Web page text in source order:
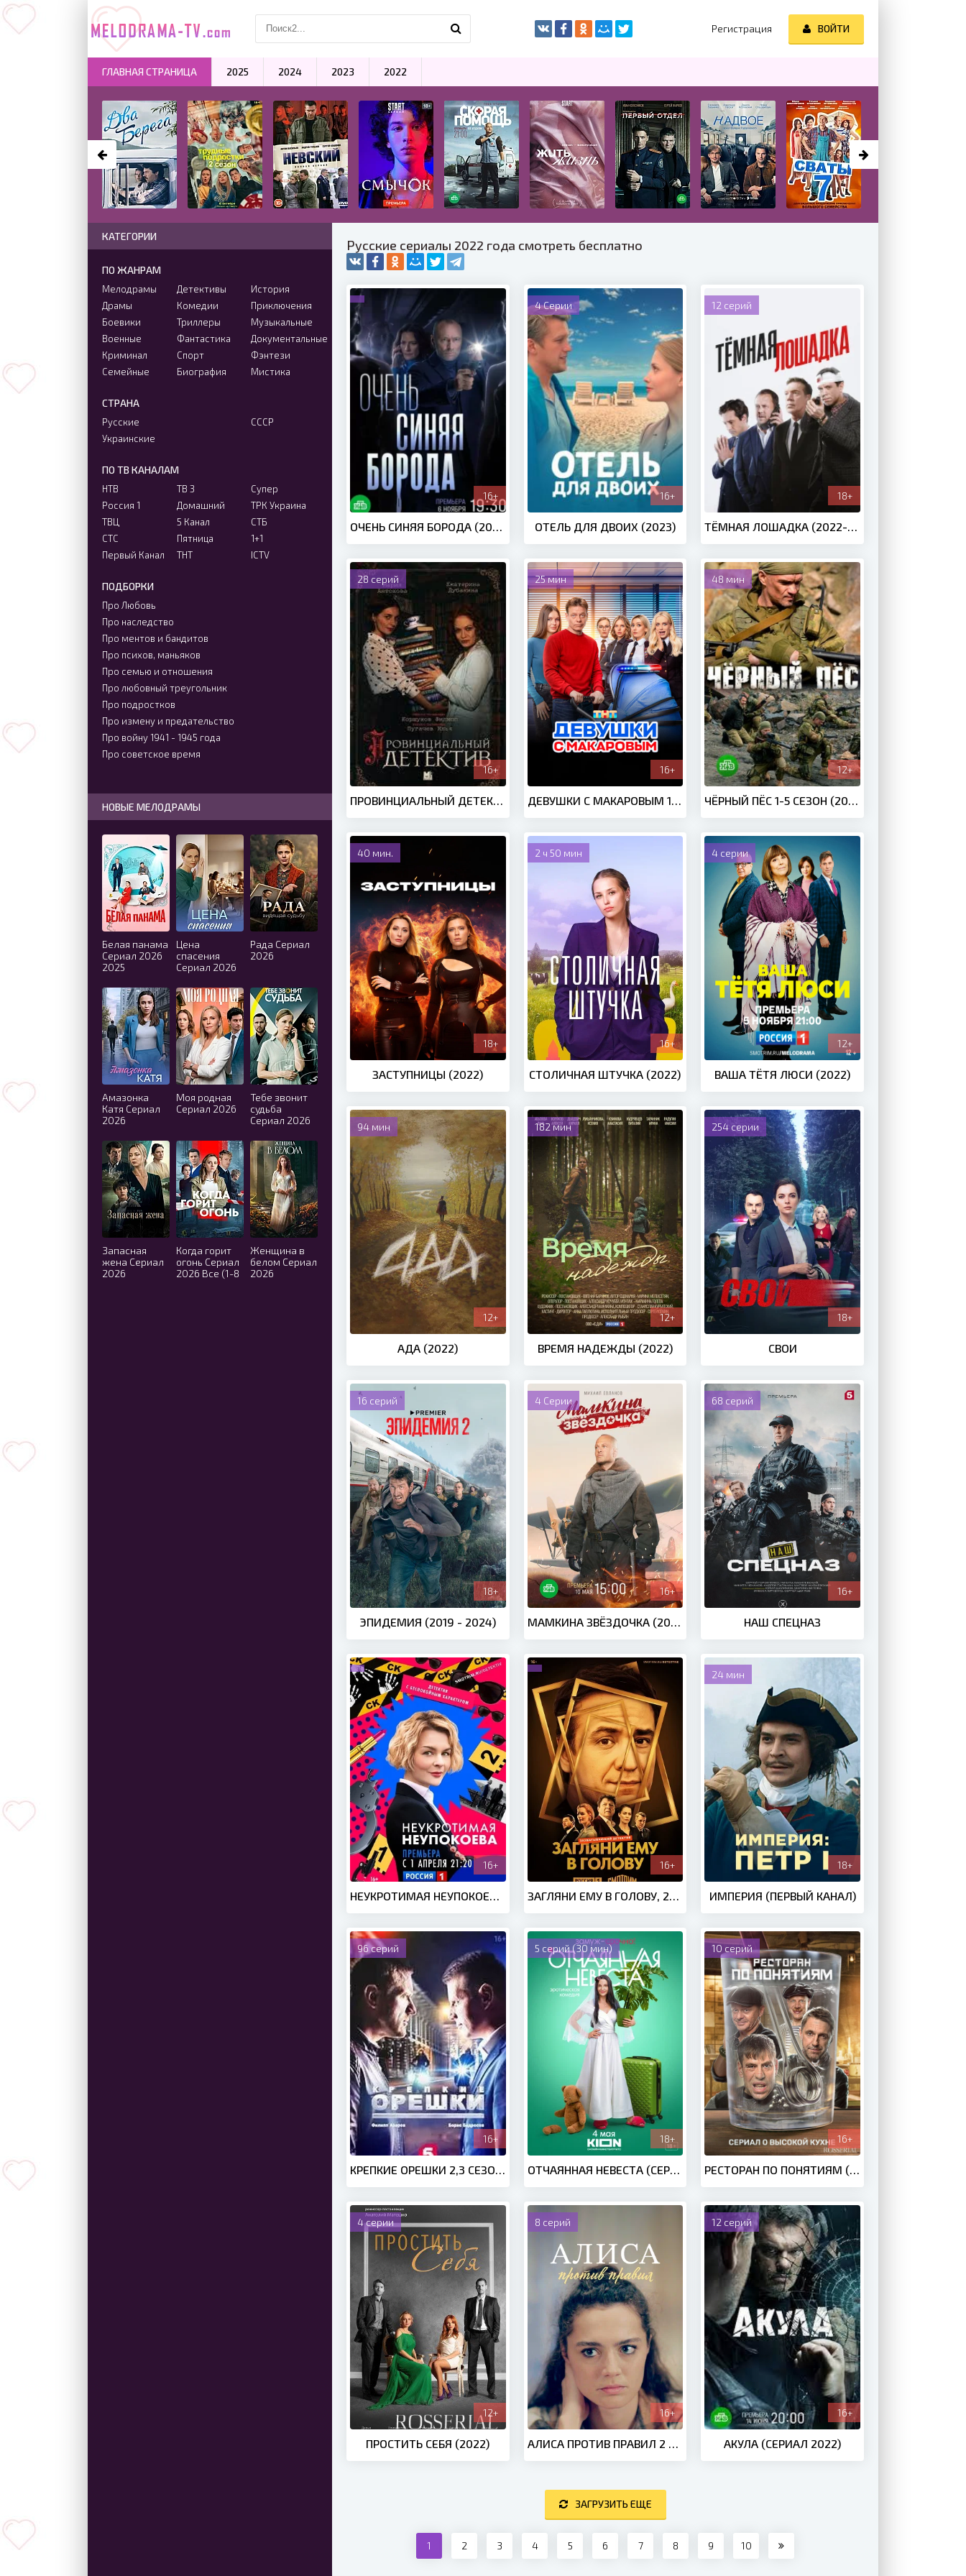
Русские сериалы 2022 года смотреть бесплатно
16+
ОЧЕНЬ СИНЯЯ БОРОДА (2022)
4 Серии
16+
ОТЕЛЬ ДЛЯ ДВОИХ (2023)
12 серий
18+
ТЁМНАЯ ЛОШАДКА (2022-2025)
28 серий
16+
ПРОВИНЦИАЛЬНЫЙ ДЕТЕКТИВ 1-2 (2022-2023)
25 мин
16+
ДЕВУШКИ С МАКАРОВЫМ 1-5 СЕЗОН (2021-2025)
48 мин
12+
ЧЁРНЫЙ ПЁС 1-5 СЕЗОН (2019-2024)
40 мин.
18+
ЗАСТУПНИЦЫ (2022)
2 ч 50 мин
16+
СТОЛИЧНАЯ ШТУЧКА (2022)
4 серии
12+
ВАША ТЁТЯ ЛЮСИ (2022)
94 мин
12+
АДА (2022)
182 мин
12+
ВРЕМЯ НАДЕЖДЫ (2022)
254 серии
18+
СВОИ
16 серий
18+
ЭПИДЕМИЯ (2019 - 2024)
4 Серии
16+
МАМКИНА ЗВЁЗДОЧКА (2022)
68 серий
16+
НАШ СПЕЦНАЗ
16+
НЕУКРОТИМАЯ НЕУПОКОЕВА, 2022
16+
ЗАГЛЯНИ ЕМУ В ГОЛОВУ, 2022
24 мин
18+
ИМПЕРИЯ (ПЕРВЫЙ КАНАЛ)
96 серий
16+
КРЕПКИЕ ОРЕШКИ 2,3 СЕЗОН (2022 - 2024)
5 серий (30 мин)
18+
ОТЧАЯННАЯ НЕВЕСТА (СЕРИАЛ 2023)
10 серий
16+
РЕСТОРАН ПО ПОНЯТИЯМ (2021 - 2024) 1-2 СЕЗОН
4 серии
12+
ПРОСТИТЬ СЕБЯ (2022)
8 серий
16+
АЛИСА ПРОТИВ ПРАВИЛ 2 СЕЗОН (2022)
12 серий
16+
АКУЛА (СЕРИАЛ 2022)
ЗАГРУЗИТЬ ЕЩЕ
1 2 3 4 5 6 7 8 9 10
КАТЕГОРИИ
ПО ЖАНРАМ
Мелодрамы
Драмы
Боевики
Военные
Криминал
Семейные
Детективы
Комедии
Триллеры
Фантастика
Спорт
Биография
История
Приключения
Музыкальные
Документальные
Фэнтези
Мистика
СТРАНА
Русские
Украинские
СССР
ПО ТВ КАНАЛАМ
НТВ
Россия 1
ТВЦ
СТС
Первый Канал
ТВ 3
Домашний
5 Канал
Пятница
ТНТ
Супер
ТРК Украина
СТБ
1+1
ICTV
ПОДБОРКИ
Про Любовь
Про наследство
Про ментов и бандитов
Про психов, маньяков
Про семью и отношения
Про любовный треугольник
Про подростков
Про измену и предательство
Про войну 1941 - 1945 года
Про советское время
НОВЫЕ МЕЛОДРАМЫ
Белая панама
Сериал 2026
2025
Цена
спасения
Сериал 2026
Рада Сериал
2026
Амазонка
Катя Сериал
2026
Моя родная
Сериал 2026
Тебе звонит
судьба
Сериал 2026
Запасная
жена Сериал
2026
Когда горит
огонь Сериал
2026 Все (1-8
Женщина в
белом Сериал
2026
Регистрация ВОЙТИ
ГЛАВНАЯ СТРАНИЦА 2025 2024 2023 2022